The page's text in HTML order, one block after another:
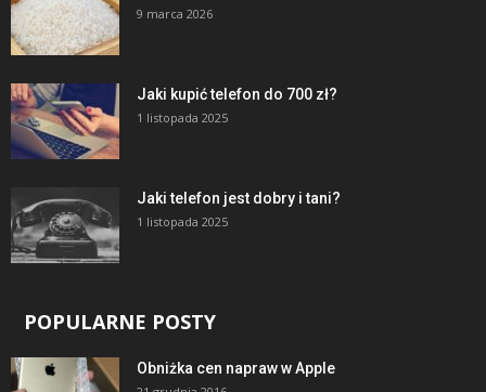
9 marca 2026
Jaki kupić telefon do 700 zł?
1 listopada 2025
Jaki telefon jest dobry i tani?
1 listopada 2025
POPULARNE POSTY
Obniżka cen napraw w Apple